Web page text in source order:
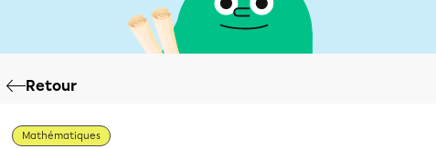
Retour
Mathématiques